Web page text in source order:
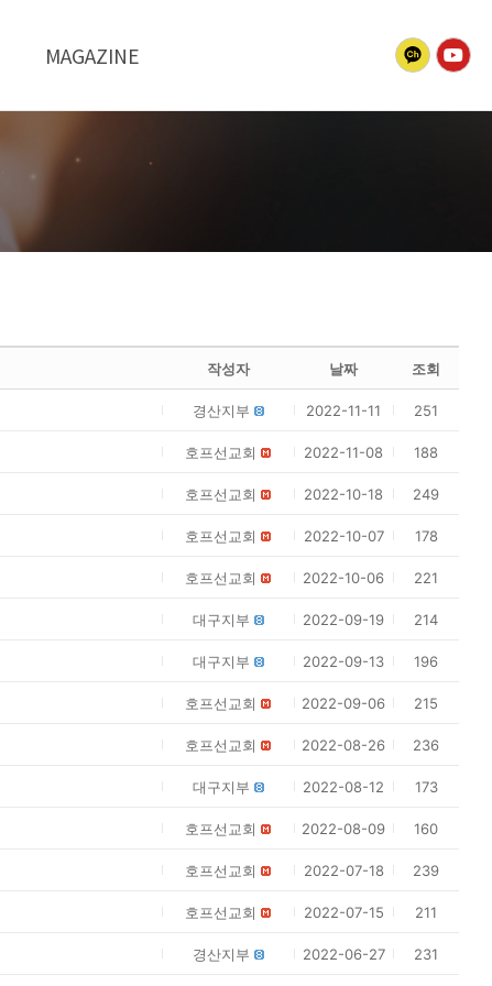
MAGAZINE
작성자 날짜 조회
경산지부 2022-11-11 251
호프선교회 2022-11-08 188
호프선교회 2022-10-18 249
호프선교회 2022-10-07 178
호프선교회 2022-10-06 221
대구지부 2022-09-19 214
대구지부 2022-09-13 196
호프선교회 2022-09-06 215
호프선교회 2022-08-26 236
대구지부 2022-08-12 173
호프선교회 2022-08-09 160
호프선교회 2022-07-18 239
호프선교회 2022-07-15 211
경산지부 2022-06-27 231